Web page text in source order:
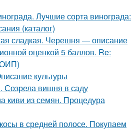
Лучшие сорта винограда:
(каталог)
сладкая. Черешня — описание
оценкой 5 баллов. Re:
культуры
Созрела вишня в саду
киви из семян. Процедура
в средней полосе. Покупаем